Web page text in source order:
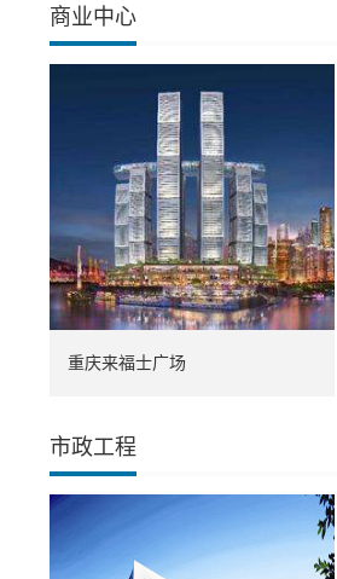
商业中心
重庆来福士广场
市政工程